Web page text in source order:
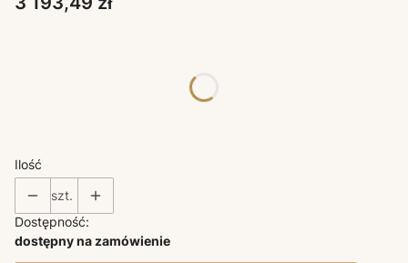
Ilość
szt.
Dostępność:
dostępny na zamówienie